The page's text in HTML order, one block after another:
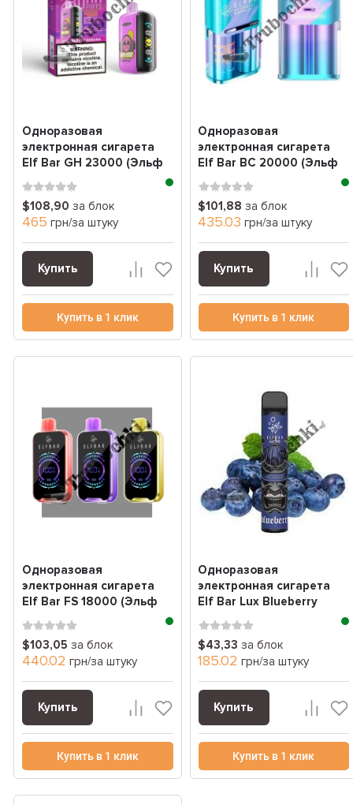
Одноразовая
электронная сигарета
Elf Bar GH 23000 (Эльф
бар 23000 Затяжек)
блок
$108,90 за блок
465 грн/за штуку
Купить
Купить в 1 клик
Одноразовая
электронная сигарета
Elf Bar BC 20000 (Эльф
бар 20000 Затяжек)
блок
$101,88 за блок
435.03 грн/за штуку
Купить
Купить в 1 клик
Одноразовая
электронная сигарета
Elf Bar FS 18000 (Эльф
бар 18000 Затяжек) блок
$103,05 за блок
440.02 грн/за штуку
Купить
Купить в 1 клик
Одноразовая
электронная сигарета
Elf Bar Lux Blueberry
(голубика) (1500 Затяж...
$43,33 за блок
185.02 грн/за штуку
Купить
Купить в 1 клик